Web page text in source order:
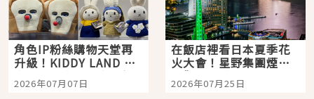
角色IP粉絲購物天堂再
升級！KIDDY LAND 原
宿店吉伊卡哇迎客，新
開幕 OMOKADO 店3分
2026年07月07日
在飯店裡看日本夏季花
火大會！星野集團煙火
景觀飯店6選，讓你不用
人擠人悠閒欣賞
2026年07月25日